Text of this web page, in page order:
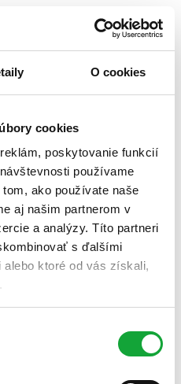
O cookies
cookies
poskytovanie funkcií
používame
ako používate naše
aj našim partnerom v
a analýzy. Títo partneri
s ďalšími
ktoré od vás získali,